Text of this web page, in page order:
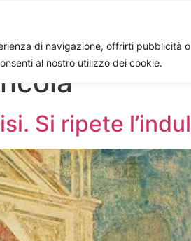
di navigazione, offrirti pubblicità
al nostro utilizzo dei cookie.
Si ripete